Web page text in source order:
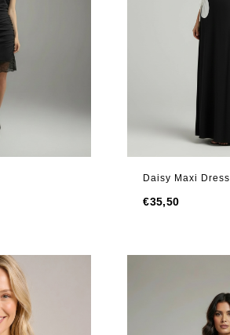
Daisy Maxi Dress
€35,50